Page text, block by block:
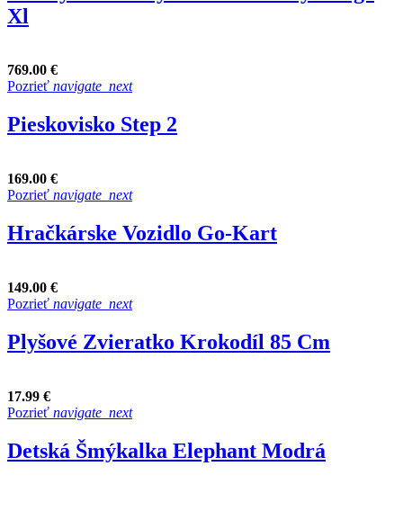
Xl
769.00 €
Pozrieť navigate_next
Pieskovisko Step 2
169.00 €
Pozrieť navigate_next
Hračkárske Vozidlo Go-Kart
149.00 €
Pozrieť navigate_next
Plyšové Zvieratko Krokodíl 85 Cm
17.99 €
Pozrieť navigate_next
Detská Šmýkalka Elephant Modrá